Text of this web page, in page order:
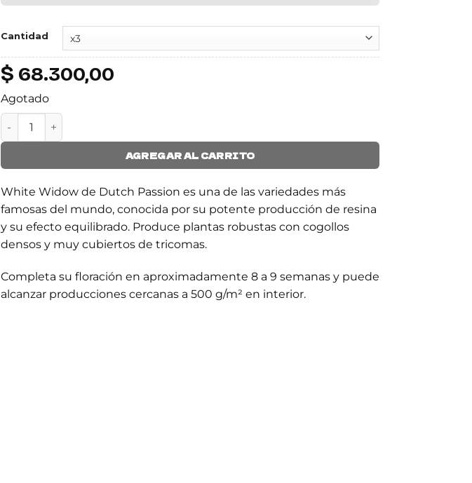
Cantidad
$ 68.300,00
Agotado
FOTO WHITE WIDOW cantidad
AGREGAR AL CARRITO
White Widow de Dutch Passion es una de las variedades más
famosas del mundo, conocida por su potente producción de resina
y su efecto equilibrado. Produce plantas robustas con cogollos
densos y muy cubiertos de tricomas.
Completa su floración en aproximadamente 8 a 9 semanas y puede
alcanzar producciones cercanas a 500 g/m² en interior.